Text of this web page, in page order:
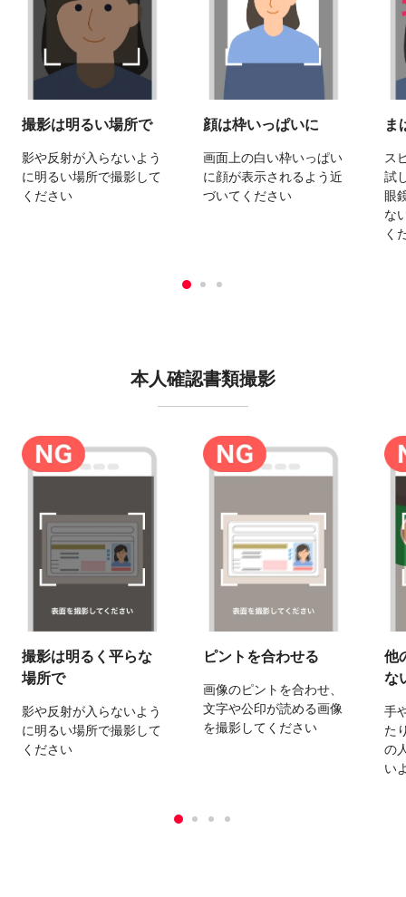
撮影は明るい場所で
影や反射が入らないよう
に明るい場所で撮影して
ください
顔は枠いっぱいに
画面上の白い枠いっぱい
に顔が表示されるよう近
づいてください
ま
ス
試
眼
な
く
本人確認書類撮影
撮影は明るく平らな
場所で
影や反射が入らないよう
に明るい場所で撮影して
ください
ピントを合わせる
画像のピントを合わせ、
文字や公印が読める画像
を撮影してください
他
な
手
た
の
い